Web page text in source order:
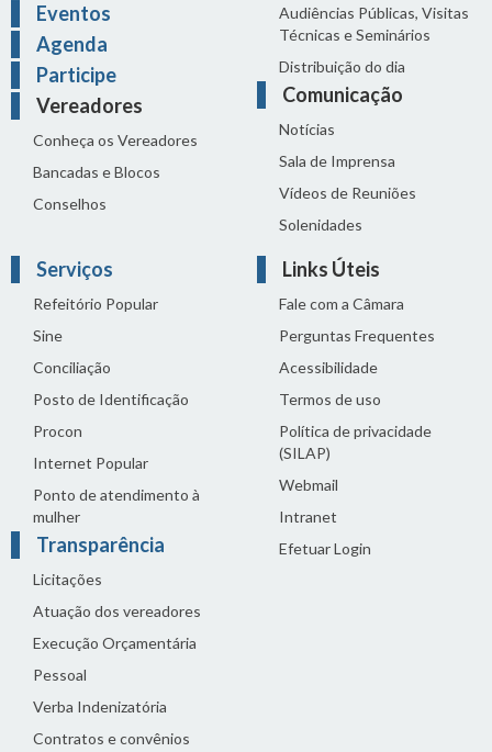
Eventos
Agenda
Participe
Vereadores
Conheça os Vereadores
Bancadas e Blocos
Conselhos
Audiências Públicas, Visitas
Técnicas e Seminários
Distribuição do dia
Comunicação
Notícias
Sala de Imprensa
Vídeos de Reuniões
Solenidades
Serviços
Refeitório Popular
Sine
Conciliação
Posto de Identificação
Procon
Internet Popular
Ponto de atendimento à
mulher
Transparência
Licitações
Atuação dos vereadores
Execução Orçamentária
Pessoal
Verba Indenizatória
Contratos e convênios
Links Úteis
Fale com a Câmara
Perguntas Frequentes
Acessibilidade
Termos de uso
Política de privacidade
(SILAP)
Webmail
Intranet
Efetuar Login